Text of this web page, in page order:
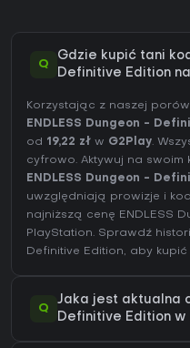
Q
Gdzie kupić tani
Definitive Edition
Korzystając z naszej
ENDLESS Dungeon -
od 19,22 zł w G2Play.
cyfrowo. Aktywuj na
ENDLESS Dungeon -
uwzględniają prowizje i
najniższą cenę ENDLESS
PlayStation. Sprawdź
Definitive Edition, aby kupić
Q
Jaka jest aktualna
Definitive Edition